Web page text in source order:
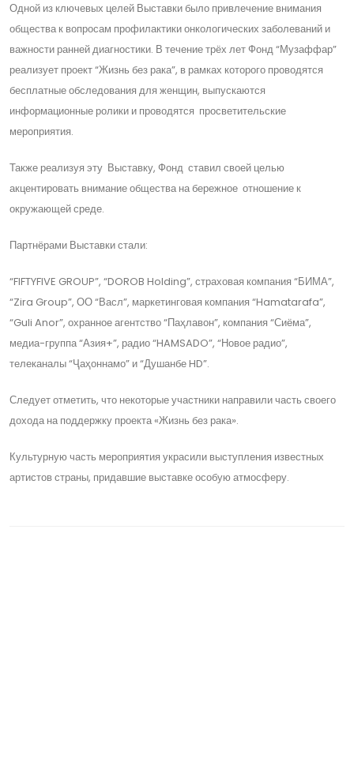
Одной из ключевых целей Выставки было привлечение внимания
общества к вопросам профилактики онкологических заболеваний и
важности ранней диагностики. В течение трёх лет Фонд “Музаффар”
реализует проект “Жизнь без рака”, в рамках которого проводятся
бесплатные обследования для женщин, выпускаются
информационные ролики и проводятся просветительские
мероприятия.
Также реализуя эту Выставку, Фонд ставил своей целью
акцентировать внимание общества на бережное отношение к
окружающей среде.
Партнёрами Выставки стали:
“FIFTYFIVE GROUP”, “DOROB Holding”, страховая компания “БИМА”,
“Zira Group”, ОО “Васл”, маркетинговая компания “Hamatarafa”,
“Guli Anor”, охранное агентство “Паҳлавон”, компания “Сиёма”,
медиа-группа “Азия+”, радио “HAMSADO”, “Новое радио”,
телеканалы “Ҷаҳоннамо” и “Душанбе HD”.
Следует отметить, что некоторые участники направили часть своего
дохода на поддержку проекта «Жизнь без рака».
Культурную часть мероприятия украсили выступления известных
артистов страны, придавшие выставке особую атмосферу.